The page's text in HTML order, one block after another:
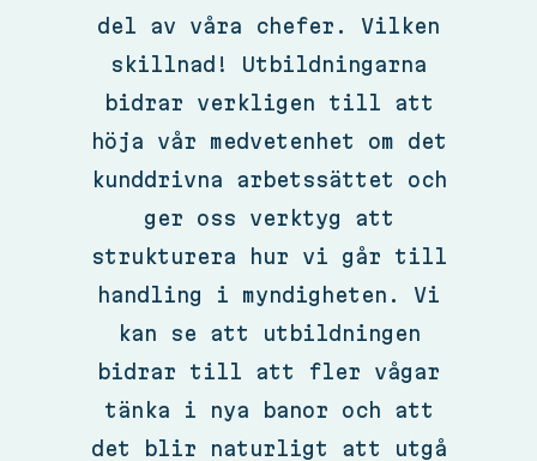
del av våra chefer. Vilken
skillnad! Utbildningarna
bidrar verkligen till att
höja vår medvetenhet om det
kunddrivna arbetssättet och
ger oss verktyg att
strukturera hur vi går till
handling i myndigheten. Vi
kan se att utbildningen
bidrar till att fler vågar
tänka i nya banor och att
det blir naturligt att utgå